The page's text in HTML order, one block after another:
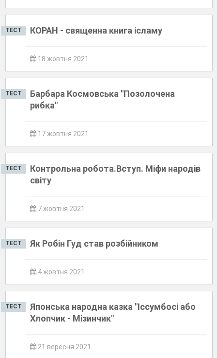
ТЕСТ КОРАН - священна книга ісламу
18 жовтня 2021
ТЕСТ
Барбара Космовська "Позолочена
рибка"
17 жовтня 2021
ТЕСТ
Контрольна робота.Вступ. Міфи народів
світу
7 жовтня 2021
ТЕСТ Як Робін Гуд став розбійником
4 жовтня 2021
ТЕСТ
Японська народна казка "Іссумбосі або
Хлопчик - Мізинчик"
21 вересня 2021